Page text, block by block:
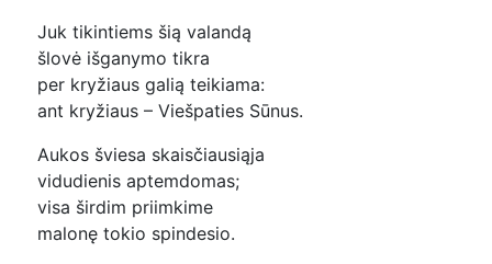
Juk tikintiems šią valandą
šlovė išganymo tikra
per kryžiaus galią teikiama:
ant kryžiaus – Viešpaties Sūnus.
Aukos šviesa skaisčiausiąja
vidudienis aptemdomas;
visa širdim priimkime
malonę tokio spindesio.